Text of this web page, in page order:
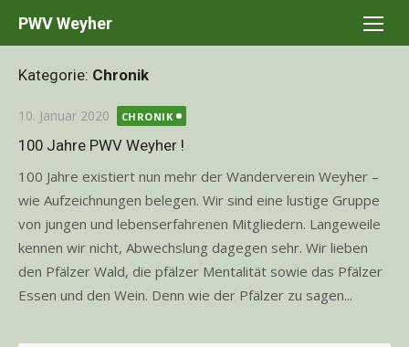
PWV Weyher
Kategorie: Chronik
Posted
on
10. Januar 2020 CHRONIK
100 Jahre PWV Weyher !
100 Jahre existiert nun mehr der Wanderverein Weyher –
wie Aufzeichnungen belegen. Wir sind eine lustige Gruppe
von jungen und lebenserfahrenen Mitgliedern. Langeweile
kennen wir nicht, Abwechslung dagegen sehr. Wir lieben
den Pfälzer Wald, die pfälzer Mentalität sowie das Pfälzer
Essen und den Wein. Denn wie der Pfälzer zu sagen...